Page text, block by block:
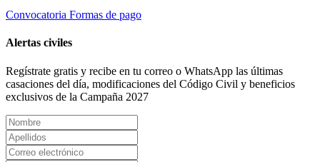
Convocatoria Formas de pago
Alertas civiles
Regístrate gratis y recibe en tu correo o WhatsApp las últimas
casaciones del día, modificaciones del Código Civil y beneficios
exclusivos de la Campaña 2027